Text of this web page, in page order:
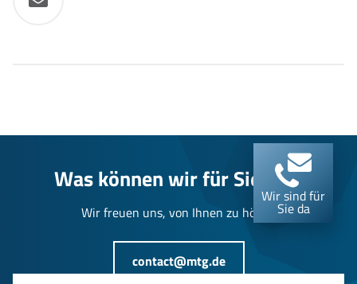
Wir sind für
Sie da
Was können wir für Sie tun?
Wir freuen uns, von Ihnen zu hören.
contact@mtg.de